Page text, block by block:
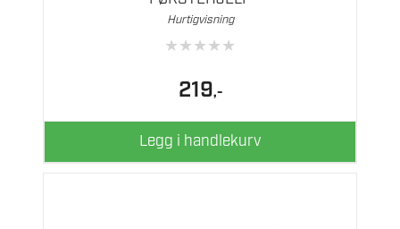
Hurtigvisning
★★★★★
219,-
Legg i handlekurv